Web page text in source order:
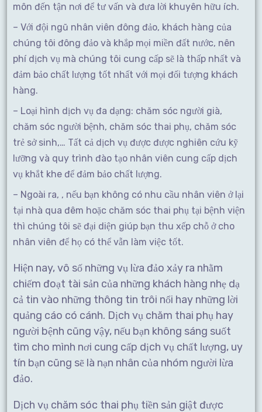
môn đến tận nơi để tư vấn và đưa lời khuyên hữu ích.
– Với đội ngũ nhân viên đông đảo, khách hàng của
chúng tôi đông đảo và khắp mọi miền đất nước, nên
phí dịch vụ mà chúng tôi cung cấp sẽ là thấp nhất và
đảm bảo chất lượng tốt nhất với mọi đối tượng khách
hàng.
– Loại hình dịch vụ đa dạng: chăm sóc người già,
chăm sóc người bệnh, chăm sóc thai phụ, chăm sóc
trẻ sở sinh,… Tất cả dịch vụ được được nghiên cứu kỹ
lưỡng và quy trình đào tạo nhân viên cung cấp dịch
vụ khắt khe để đảm bảo chất lượng.
– Ngoài ra, , nếu bạn không có nhu cầu nhân viên ở lại
tại nhà qua đêm hoặc chăm sóc thai phụ tại bệnh viện
thì chúng tôi sẽ đại diện giúp bạn thu xếp chỗ ở cho
nhân viên để họ có thể vẫn làm việc tốt.
Hiện nay, vô số những vụ lừa đảo xảy ra nhằm
chiếm đoạt tài sản của những khách hàng nhẹ dạ
cả tin vào những thông tin trôi nổi hay những lời
quảng cáo có cánh. Dịch vụ chăm thai phụ hay
người bệnh cũng vậy, nếu bạn không sáng suốt
tìm cho mình nơi cung cấp dịch vụ chất lượng, uy
tín bạn cũng sẽ là nạn nhân của nhóm người lừa
đảo.
Dịch vụ chăm sóc thai phụ tiền sản giật được